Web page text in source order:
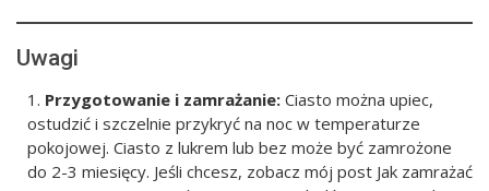
Uwagi
Przygotowanie i zamrażanie: Ciasto można upiec,
ostudzić i szczelnie przykryć na noc w temperaturze
pokojowej. Ciasto z lukrem lub bez może być zamrożone
do 2-3 miesięcy. Jeśli chcesz, zobacz mój post Jak zamrażać